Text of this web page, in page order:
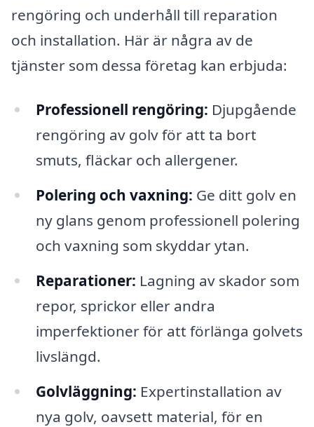
rengöring och underhåll till reparation
och installation. Här är några av de
tjänster som dessa företag kan erbjuda:
Professionell rengöring: Djupgående
rengöring av golv för att ta bort
smuts, fläckar och allergener.
Polering och vaxning: Ge ditt golv en
ny glans genom professionell polering
och vaxning som skyddar ytan.
Reparationer: Lagning av skador som
repor, sprickor eller andra
imperfektioner för att förlänga golvets
livslängd.
Golvläggning: Expertinstallation av
nya golv, oavsett material, för en